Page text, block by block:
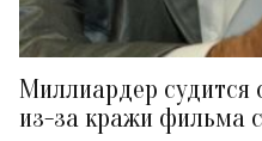
Миллиардер судится
из-за кражи фильма